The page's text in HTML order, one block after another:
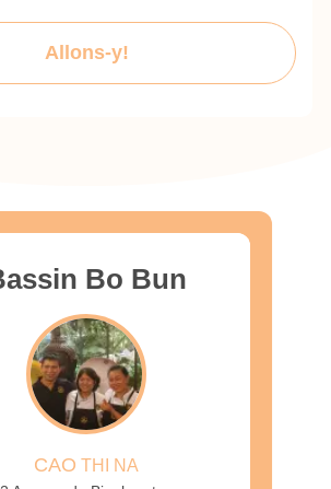
Allons-y!
Bo Bun
CAO THI NA